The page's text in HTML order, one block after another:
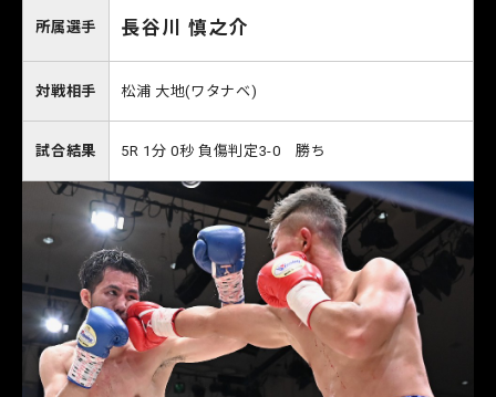
所属選手 長谷川 慎之介
対戦相手 松浦 大地(ワタナベ)
試合結果 5R 1分 0秒 負傷判定3-0 勝ち